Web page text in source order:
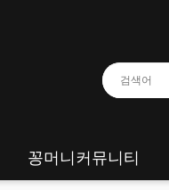
꽁머니커뮤니티